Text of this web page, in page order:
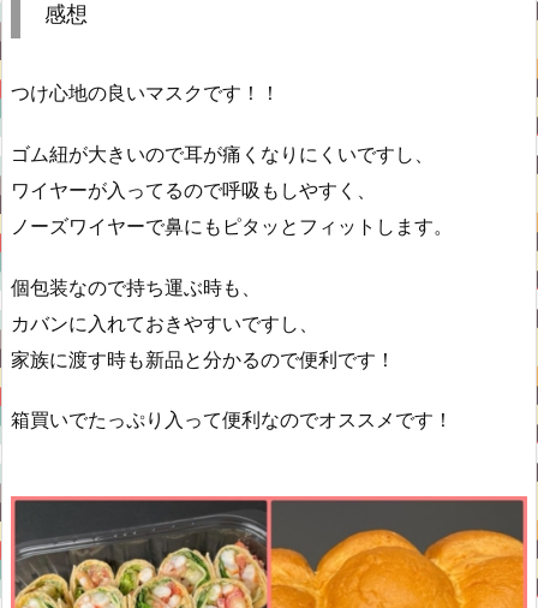
感想
つけ心地の良いマスクです！！
ゴム紐が大きいので耳が痛くなりにくいですし、
ワイヤーが入ってるので呼吸もしやすく、
ノーズワイヤーで鼻にもピタッとフィットします。
個包装なので持ち運ぶ時も、
カバンに入れておきやすいですし、
家族に渡す時も新品と分かるので便利です！
箱買いでたっぷり入って便利なのでオススメです！